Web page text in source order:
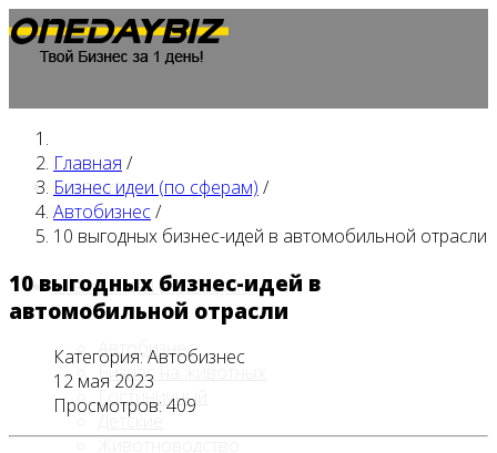
Главная
Бизнес идеи (по сферам)
Автобизнес
Бизнес на животных
Гостиничный
Детские
Главная /
Бизнес идеи (по сферам) /
Автобизнес/
10 выгодных бизнес-идей в автомобильной отрасли
10 выгодных бизнес-идей в
автомобильной отрасли
Категория: Автобизнес
12 мая 2023
Просмотров: 409